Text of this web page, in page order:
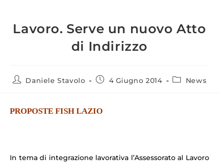
Lavoro. Serve un nuovo Atto
di Indirizzo
Daniele Stavolo 4 Giugno 2014 News
PROPOSTE FISH LAZIO
In tema di integrazione lavorativa l’Assessorato al Lavoro